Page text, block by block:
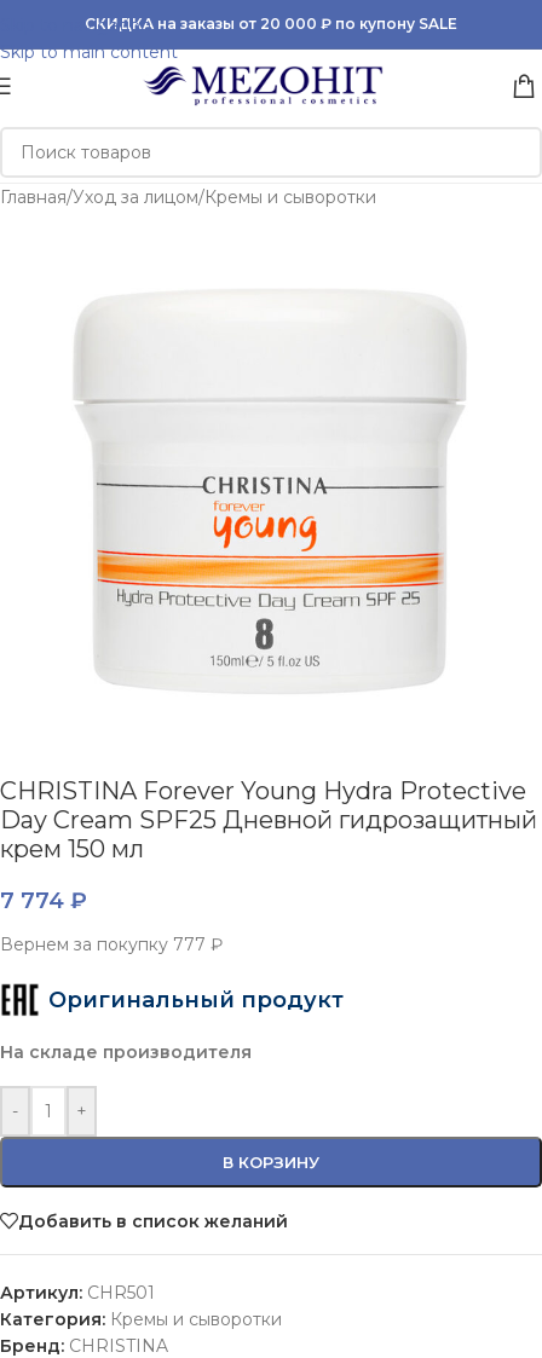
Skip to navigation
Skip to main content
СКИДКА на заказы от 20 000 ₽ по купону SALE
Главная/Уход за лицом/Кремы и сыворотки
CHRISTINA Forever Young Hydra Protective
Day Cream SPF25 Дневной гидрозащитный
крем 150 мл
7 774 ₽
Вернем за покупку 777 ₽
Оригинальный продукт
На складе производителя
- +
В КОРЗИНУ
Добавить в список желаний
Артикул: CHR501
Категория: Кремы и сыворотки
Бренд: CHRISTINA